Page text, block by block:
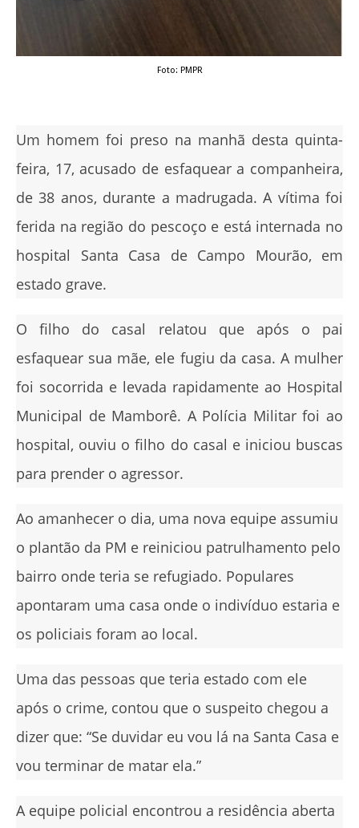
Foto: PMPR
Um homem foi preso na manhã desta quinta-
feira, 17, acusado de esfaquear a companheira,
de 38 anos, durante a madrugada. A vítima foi
ferida na região do pescoço e está internada no
hospital Santa Casa de Campo Mourão, em
estado grave.
O filho do casal relatou que após o pai
esfaquear sua mãe, ele fugiu da casa. A mulher
foi socorrida e levada rapidamente ao Hospital
Municipal de Mamborê. A Polícia Militar foi ao
hospital, ouviu o filho do casal e iniciou buscas
para prender o agressor.
Ao amanhecer o dia, uma nova equipe assumiu
o plantão da PM e reiniciou patrulhamento pelo
bairro onde teria se refugiado. Populares
apontaram uma casa onde o indivíduo estaria e
os policiais foram ao local.
Uma das pessoas que teria estado com ele
após o crime, contou que o suspeito chegou a
dizer que: “Se duvidar eu vou lá na Santa Casa e
vou terminar de matar ela.”
A equipe policial encontrou a residência aberta